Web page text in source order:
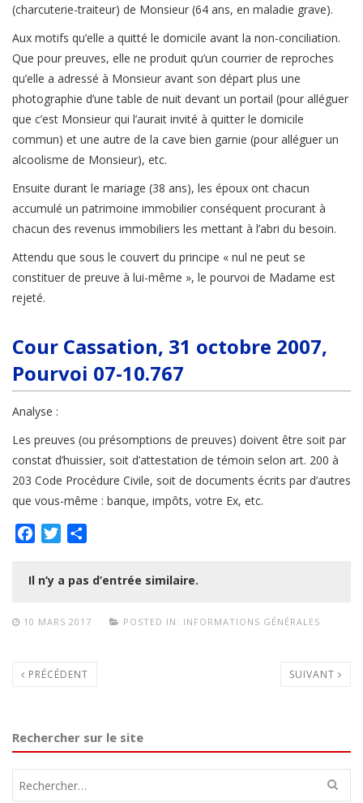
(charcuterie-traiteur) de Monsieur (64 ans, en maladie grave).
Aux motifs qu’elle a quitté le domicile avant la non-conciliation.
Que pour preuves, elle ne produit qu’un courrier de reproches
qu’elle a adressé à Monsieur avant son départ plus une
photographie d’une table de nuit devant un portail (pour alléguer
que c’est Monsieur qui l’aurait invité à quitter le domicile
commun) et une autre de la cave bien garnie (pour alléguer un
alcoolisme de Monsieur), etc.
Ensuite durant le mariage (38 ans), les époux ont chacun
accumulé un patrimoine immobilier conséquent procurant à
chacun des revenus immobiliers les mettant à l’abri du besoin.
Attendu que sous le couvert du principe « nul ne peut se
constituer de preuve à lui-même », le pourvoi de Madame est
rejeté.
Cour Cassation, 31 octobre 2007,
Pourvoi 07-10.767
Analyse :
Les preuves (ou présomptions de preuves) doivent être soit par
constat d’huissier, soit d’attestation de témoin selon art. 200 à
203 Code Procédure Civile, soit de documents écrits par d’autres
que vous-même : banque, impôts, votre Ex, etc.
FacebookTwitter
Il n’y a pas d’entrée similaire.
10 MARS 2017 POSTED IN: INFORMATIONS GÉNÉRALES
PRÉCÉDENT SUIVANT
Rechercher sur le site